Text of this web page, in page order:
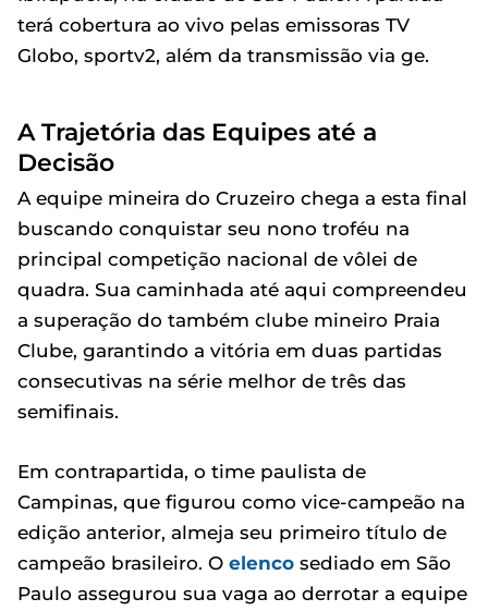
terá cobertura ao vivo pelas emissoras TV
Globo, sportv2, além da transmissão via ge.
A Trajetória das Equipes até a
Decisão
A equipe mineira do Cruzeiro chega a esta final
buscando conquistar seu nono troféu na
principal competição nacional de vôlei de
quadra. Sua caminhada até aqui compreendeu
a superação do também clube mineiro Praia
Clube, garantindo a vitória em duas partidas
consecutivas na série melhor de três das
semifinais.
Em contrapartida, o time paulista de
Campinas, que figurou como vice-campeão na
edição anterior, almeja seu primeiro título de
campeão brasileiro. O elenco sediado em São
Paulo assegurou sua vaga ao derrotar a equipe